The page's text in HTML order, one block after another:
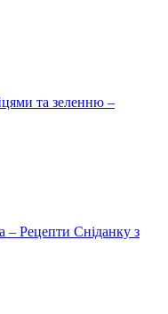
та зеленню –
– Рецепти Сніданку з